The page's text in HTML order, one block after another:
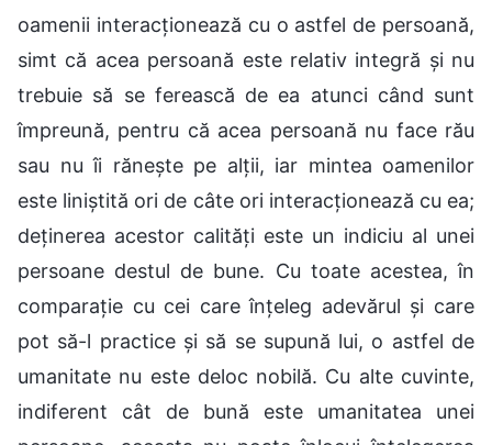
oamenii interacționează cu o astfel de persoană,
simt că acea persoană este relativ integră și nu
trebuie să se ferească de ea atunci când sunt
împreună, pentru că acea persoană nu face rău
sau nu îi rănește pe alții, iar mintea oamenilor
este liniștită ori de câte ori interacționează cu ea;
deținerea acestor calități este un indiciu al unei
persoane destul de bune. Cu toate acestea, în
comparație cu cei care înțeleg adevărul și care
pot să-l practice și să se supună lui, o astfel de
umanitate nu este deloc nobilă. Cu alte cuvinte,
indiferent cât de bună este umanitatea unei